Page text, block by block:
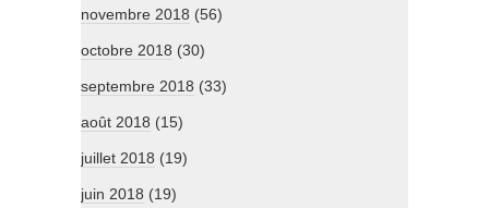
novembre 2018 (56)
octobre 2018 (30)
septembre 2018 (33)
août 2018 (15)
juillet 2018 (19)
juin 2018 (19)